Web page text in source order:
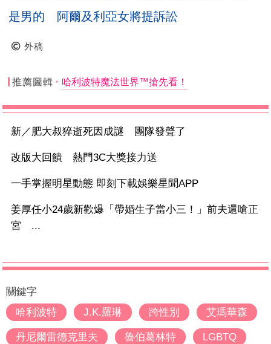
是男的 阿爾及利亞女將提訴訟
外稿
推薦圖輯 哈利波特魔法世界™搶先看！
新／肥大叔猝逝死因成謎 團隊發聲了
改版大回饋 熱門3C大獎接力送
一手掌握明星動態 即刻下載娛樂星聞APP
姜厚任小24歲新歡爆「帶婚生子當小三！」前夫還嗆正
宮 ...
關鍵字
哈利波特
J.K.羅琳 跨性別 艾瑪華森
丹尼爾雷德克里夫 魯伯葛林特 LGBTQ